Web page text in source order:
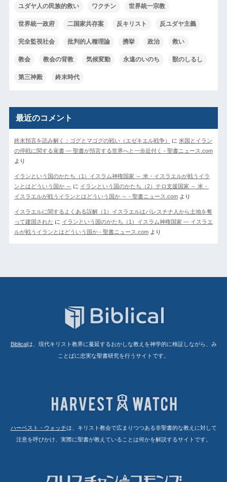
ユダヤ人の民族的救い ワクチン 世界統一宗教
世界統一政府 二国家共存案 反キリスト 反ユダヤ主義
完全監視社会 批判的人種理論 携挙 政治 救い
教会 教会の背教 気候変動 永遠のいのち 獣のしるし
第三神殿 終末時代
最近のコメント
終末預言を読み解く：ゴグとマゴグの戦い（エゼキエル戦争） に 米国とイラン
の停戦に関する覚書 ― 聖書が預言する世界へと一歩近付く - 聖書ニュース.com
より
イランという国のかたち（1）イスラム神権国家 ～ 米・イスラエルが戦うイラ
ンとはどういう国か ～ に イランという国のかたち（2）テロ支援国家 ～ 米・
イスラエルが戦うイランとはどういう国か ～ - 聖書ニュース.comより
イスラエルに関するよくある誤解（1）イスラエルはパレスチナ人から土地を奪
って建国された に イランという国のかたち（1）イスラム神権国家 ― イスラエ
ルが戦うイランとはどういう国か - 聖書ニュース.comより
Biblicalは、現代キリスト教界に蔓延するおかしな教えを神学的に検証しながら、み
ことばに忠実な聖書研究を行うサイトです。
ハーベスト・ウォッチは、キリスト教会で広まりつつある非聖書的な教えに対して
注意を呼びかけ、実際に聖書が教えていることは何かを解説するサイトです。